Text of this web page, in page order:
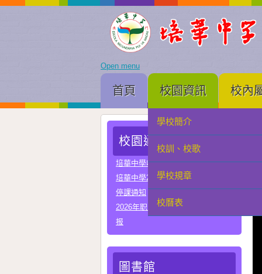
Open menu
首頁 校園資訊
學校簡介
校訓、校歌
學校規章
校曆表
校內
校園通告
培華中學收費項目一覽表
培華中學2024-2025學年報名費
停課通知
2026年职业教育国家教学成果奖申
报
圖書館